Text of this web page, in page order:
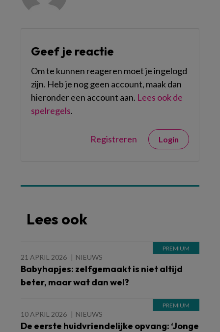
Geef je reactie
Om te kunnen reageren moet je ingelogd
zijn. Heb je nog geen account, maak dan
hieronder een account aan. Lees ook de
spelregels.
Registreren Login
Lees ook
21 APRIL 2026 NIEUWS
Babyhapjes: zelfgemaakt is niet altijd
beter, maar wat dan wel?
10 APRIL 2026 NIEUWS
De eerste huidvriendelijke opvang: ‘Jonge